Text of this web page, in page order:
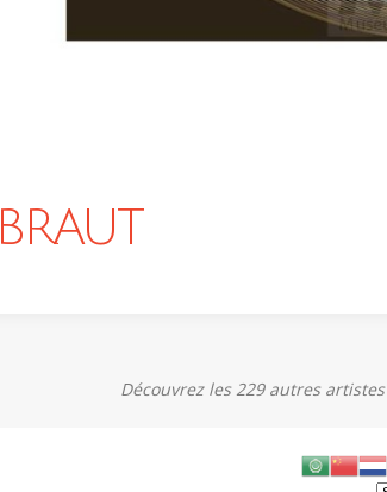
BRAUT
Découvrez les 229 autres artistes